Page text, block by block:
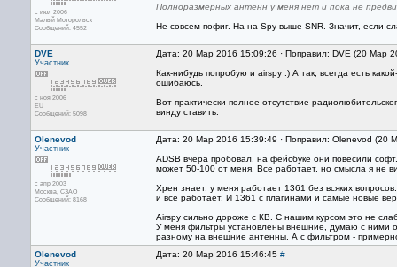
с июл 2006
Малый Моторольск
Сообщений: 4552
Полноразмерных антенн у меня нет и пока не
Не совсем пофиг. На на Spy выше SNR. Значит, если
DVE
Участник
с ноя 2006
EU
Сообщений: 5098
Дата: 20 Мар 2016 15:09:26 · Поправил: DVE (20 Мар
Как-нибудь попробую и airspy :) А так, всегда есть
ошибаюсь.
Вот практически полное отсутствие
винду ставить.
Olenevod
Участник
с апр 2003
Москва, СЗАО
Сообщений: 8168
Дата: 20 Мар 2016 15:39:49 · Поправил: Olenevod (20
ADSB вчера пробовал, на фейсбуке они повесили
может 50-100 от меня. Все работает, но смысла я не
Хрен знает, у меня работает 1361 без всяких
и все работает. И 1361 с плагинами и самые новые
Airspy сильно дороже с КВ. С нашим курсом это не
У меня фильтры установлены внешние, думаю с ними
разному на внешние антенны. А с фильтром -
Olenevod
Участник
Дата: 20 Мар 2016 15:46:45 #